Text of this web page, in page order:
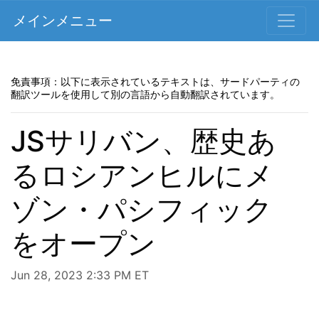
メインメニュー
免責事項：以下に表示されているテキストは、サードパーティの
翻訳ツールを使用して別の言語から自動翻訳されています。
JSサリバン、歴史あ
るロシアンヒルにメ
ゾン・パシフィック
をオープン
Jun 28, 2023 2:33 PM ET